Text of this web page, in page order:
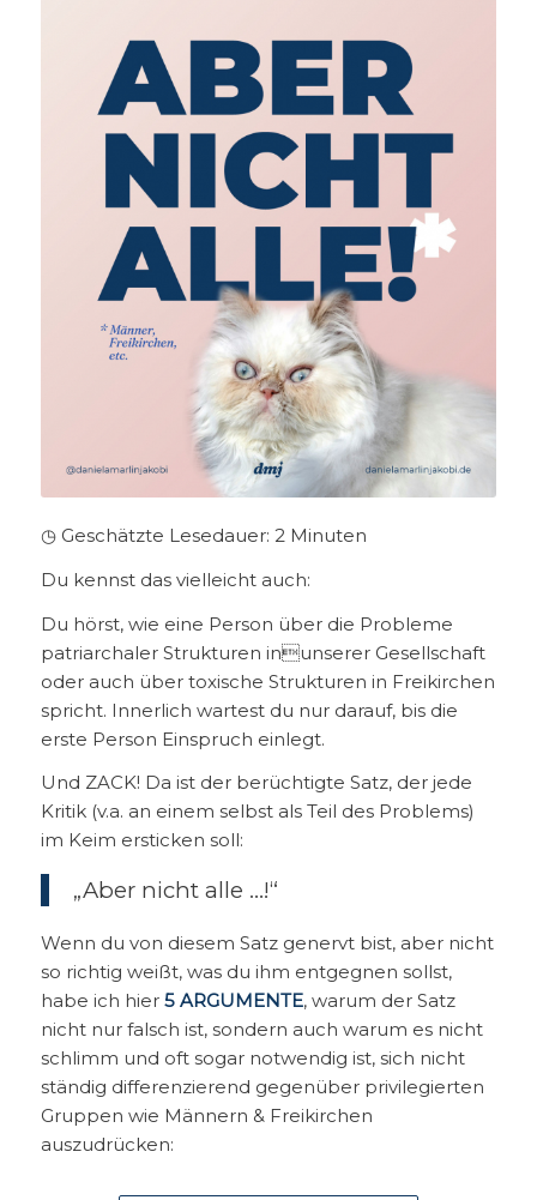
◷ Geschätzte Lesedauer: 2 Minuten
Du kennst das vielleicht auch:
Du hörst, wie eine Person über die Probleme
patriarchaler Strukturen inunserer Gesellschaft
oder auch über toxische Strukturen in Freikirchen
spricht. Innerlich wartest du nur darauf, bis die
erste Person Einspruch einlegt.
Und ZACK! Da ist der berüchtigte Satz, der jede
Kritik (v.a. an einem selbst als Teil des Problems)
im Keim ersticken soll:
„Aber nicht alle …!“
Wenn du von diesem Satz genervt bist, aber nicht
so richtig weißt, was du ihm entgegnen sollst,
habe ich hier 5 ARGUMENTE, warum der Satz
nicht nur falsch ist, sondern auch warum es nicht
schlimm und oft sogar notwendig ist, sich nicht
ständig differenzierend gegenüber privilegierten
Gruppen wie Männern & Freikirchen
auszudrücken: